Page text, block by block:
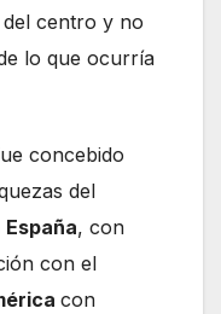
centro y no
lo que ocurría
concebido
del
España, con
con el
con